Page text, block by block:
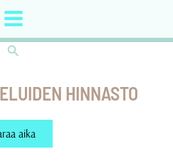
Main
Menu
Hae
HINNASTO
aika